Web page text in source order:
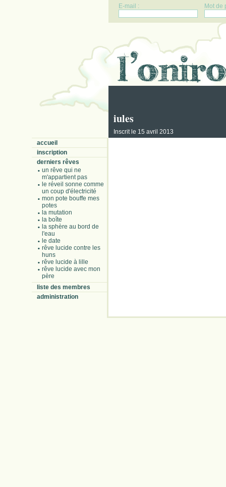
E-mail : Mot de
iules
Inscrit le 15 avril 2013
accueil
inscription
derniers rêves
un rêve qui ne
m'appartient pas
le réveil sonne comme
un coup d'électricité
mon pote bouffe mes
potes
la mutation
la boîte
la sphère au bord de
l'eau
le date
rêve lucide contre les
huns
rêve lucide à lille
rêve lucide avec mon
père
liste des membres
administration